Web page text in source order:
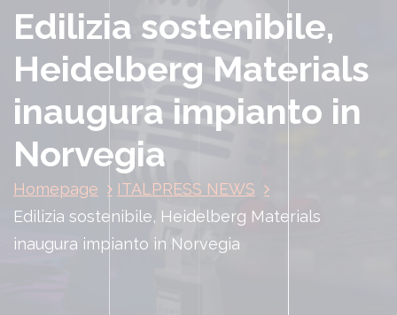
Edilizia sostenibile,
Heidelberg Materials
inaugura impianto in
Norvegia
Homepage
ITALPRESS NEWS
Edilizia sostenibile, Heidelberg Materials
inaugura impianto in Norvegia